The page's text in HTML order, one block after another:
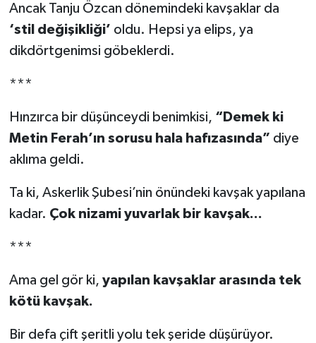
Ancak Tanju Özcan dönemindeki kavşaklar da
‘stil değişikliği’ oldu. Hepsi ya elips, ya
dikdörtgenimsi göbeklerdi.
***
Hınzırca bir düşünceydi benimkisi, “Demek ki
Metin Ferah’ın sorusu hala hafızasında” diye
aklıma geldi.
Ta ki, Askerlik Şubesi’nin önündeki kavşak yapılana
kadar. Çok nizami yuvarlak bir kavşak...
***
Ama gel gör ki, yapılan kavşaklar arasında tek
kötü kavşak.
Bir defa çift şeritli yolu tek şeride düşürüyor.